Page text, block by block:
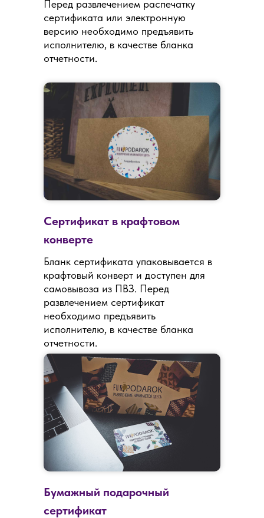
Бумажный подарочный
сертификат
Перед развлечением распечатку
сертификата или электронную
версию необходимо предъявить
исполнителю, в качестве бланка
отчетности.
Сертификат в крафтовом
конверте
Бланк сертификата упаковывается в
крафтовый конверт и доступен для
самовывоза из ПВЗ. Перед
развлечением сертификат
необходимо предъявить
исполнителю, в качестве бланка
отчетности.